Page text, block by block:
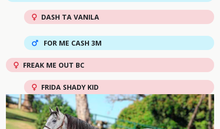
DASH TA VANILA
FOR ME CASH 3M
FREAK ME OUT BC
FRIDA SHADY KID